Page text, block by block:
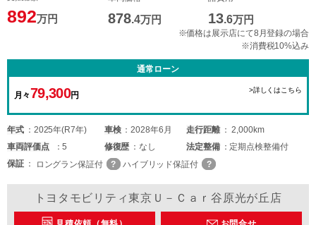
892万円 878.4万円 13.6万円
※価格は展示店にて8月登録の場合
※消費税10%込み
通常ローン
月々79,300円
>詳しくはこちら
年式 2025年(R7年) 車検 2028年6月 走行距離
2,000km
車両評価点 5 修復歴 なし 法定整備
定期点検整備付
保証
ロングラン保証付 ハイブリッド保証付
トヨタモビリティ東京Ｕ－Ｃａｒ谷原光が丘店